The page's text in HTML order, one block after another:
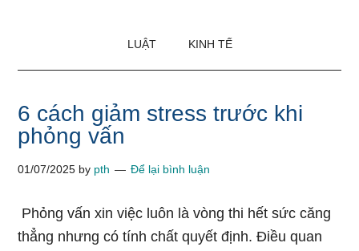
LUẬT KINH TẾ
6 cách giảm stress trước khi
phỏng vấn
01/07/2025 by pth Để lại bình luận
Phỏng vấn xin việc luôn là vòng thi hết sức căng
thẳng nhưng có tính chất quyết định. Điều quan